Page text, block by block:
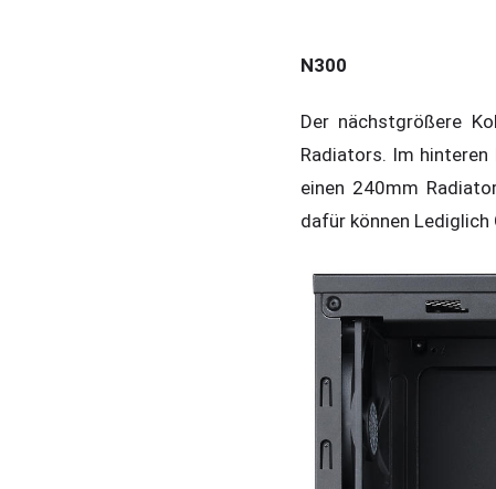
N300
Der nächstgrößere
Radiators. Im
einen 240mm
dafür können